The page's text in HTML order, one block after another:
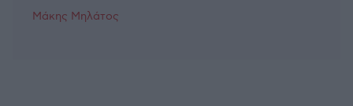
Μάκης Μηλάτος